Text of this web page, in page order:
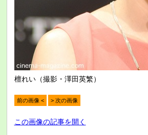
檀れい（撮影・澤田英繁）
前の画像 < > 次の画像
この画像の記事を開く